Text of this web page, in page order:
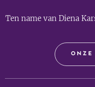
Ten name van Diena
ONZE